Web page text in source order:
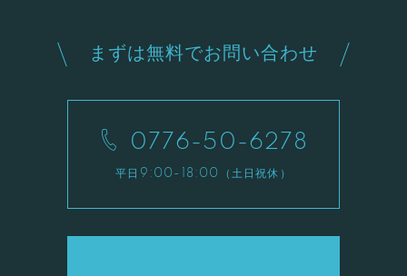
まずは無料でお問い合わせ
0776-50-6278
平日9:00-18:00（土日祝休）